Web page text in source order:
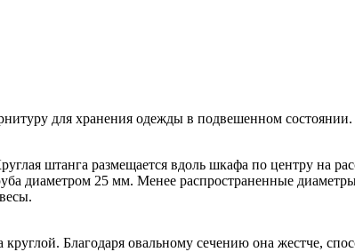
для хранения одежды в подвешенном состоянии.
штанга размещается вдоль шкафа по центру на
диаметром 25 мм. Менее распространенные
Благодаря овальному сечению она жестче,